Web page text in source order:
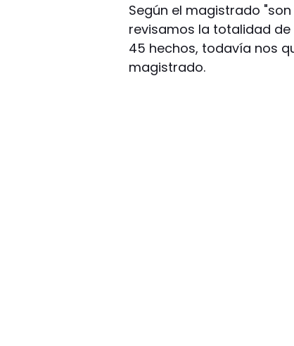
Según el magistrado
revisamos la totalidad de
45 hechos, todavía nos
magistrado.